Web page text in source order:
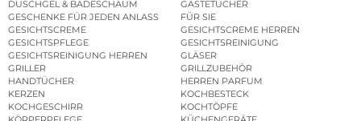
DUSCHGEL & BADESCHAUM
GÄSTETÜCHER
GESCHENKE FÜR JEDEN ANLASS
FÜR SIE
GESICHTSCREME
GESICHTSCREME HERREN
GESICHTSPFLEGE
GESICHTSREINIGUNG
GESICHTSREINIGUNG HERREN
GLÄSER
GRILLER
GRILLZUBEHÖR
HANDTÜCHER
HERREN PARFUM
KERZEN
KOCHBESTECK
KOCHGESCHIRR
KOCHTÖPFE